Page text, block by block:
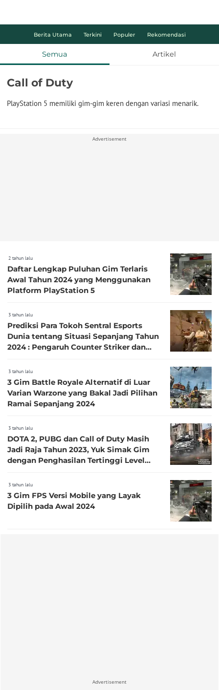
Berita Utama Terkini Populer Rekomendasi
Semua Artikel
Call of Duty
PlayStation 5 memiliki gim-gim keren dengan variasi menarik.
Advertisement
2 tahun lalu
Daftar Lengkap Puluhan Gim Terlaris
Awal Tahun 2024 yang Menggunakan
Platform PlayStation 5
3 tahun lalu
Prediksi Para Tokoh Sentral Esports
Dunia tentang Situasi Sepanjang Tahun
2024 : Pengaruh Counter Striker dan
3 tahun lalu
3 Gim Battle Royale Alternatif di Luar
Varian Warzone yang Bakal Jadi Pilihan
Ramai Sepanjang 2024
3 tahun lalu
DOTA 2, PUBG dan Call of Duty Masih
Jadi Raja Tahun 2023, Yuk Simak Gim
dengan Penghasilan Tertinggi Level
3 tahun lalu
3 Gim FPS Versi Mobile yang Layak
Dipilih pada Awal 2024
Advertisement